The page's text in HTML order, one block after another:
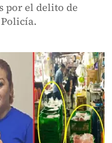
por el delito de